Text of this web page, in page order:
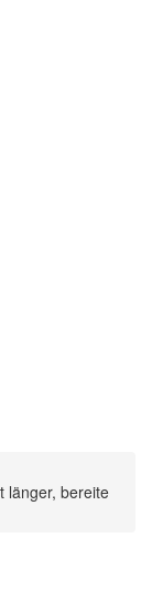
länger, bereite